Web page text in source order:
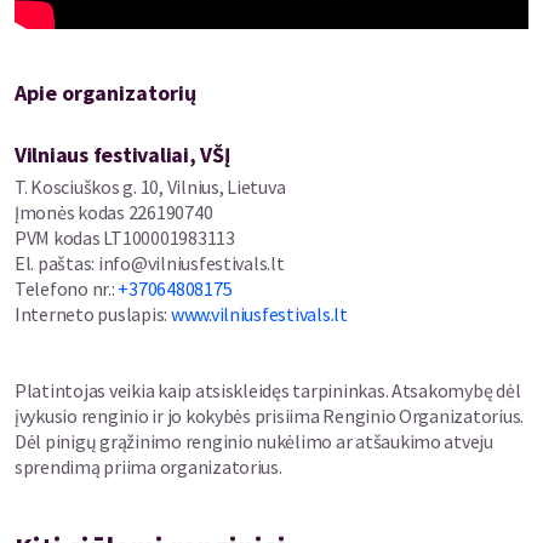
1702 m. Bolonijoje italų meistro Aloysiuso Michaelo Garani
G. Lipkindas jau yra koncertavęs Vilniuje, tuomet jo pasirodymai
atliekant išskirtines premjeras Lietuvoje: Philipo Glasso
Koncertą violončelei ir orkestrui „Naqoyqatsi" (2014) ir Davido
Lango „Concerto (World to Come)" violončelei ir kameriniam
orkestrui (2017). Šį kartą jis pirmą kartą mūsų šalyje pagrieš Tan
Duno „Sėlinančio tigro" koncertą („Crouching Tiger Concerto").
Taip pat šiame koncerte pasirodys ir lietuvių violončelės
virtuozas Gleb Pyšniak, kuris su LKO pagros jaunos lietuvių
orkestrui pasaulinę premierą. Be to, koncerte nuskambės
tarptautinėje scenoje pripažinimą pelniusios Justės Janulytės
kūrinio „Apnea" premjera Lietuvoje.
Koncerto atlikėjai:
GLEB PYŠNIAK (violončelė)
Apie organizatorių
Vilniaus festivaliai, VŠĮ
T. Kosciuškos g. 10, Vilnius, Lietuva
Įmonės kodas 226190740
PVM kodas LT100001983113
El. paštas: info@vilniusfestivals.lt
Telefono nr.: +37064808175
Interneto puslapis: www.vilniusfestivals.lt
Platintojas veikia kaip atsiskleidęs tarpininkas. Atsakomybę dėl
įvykusio renginio ir jo kokybės prisiima Renginio Organizatorius.
Dėl pinigų grąžinimo renginio nukėlimo ar atšaukimo atveju
sprendimą priima organizatorius.